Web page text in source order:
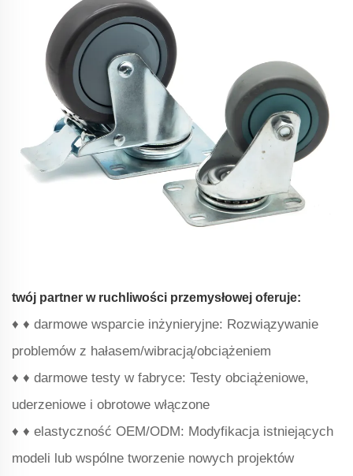
twój partner w ruchliwości przemysłowej oferuje:
♦ ♦ darmowe wsparcie inżynieryjne: Rozwiązywanie
problemów z hałasem/wibracją/obciążeniem
♦ ♦ darmowe testy w fabryce: Testy obciążeniowe,
uderzeniowe i obrotowe włączone
♦ ♦ elastyczność OEM/ODM: Modyfikacja istniejących
modeli lub wspólne tworzenie nowych projektów